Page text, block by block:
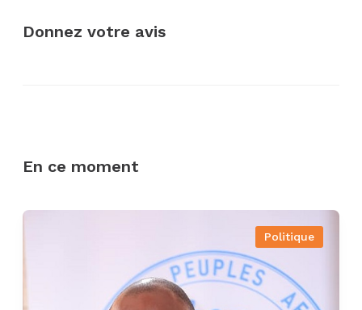
Donnez votre avis
En ce moment
Politique